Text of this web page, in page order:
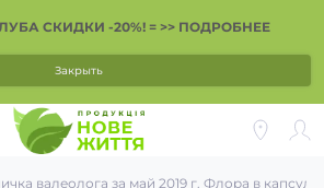
СКИДКИ -20%! = >> ПОДРОБНЕЕ
Закрыть
валеолога за май 2019 г. Флора в